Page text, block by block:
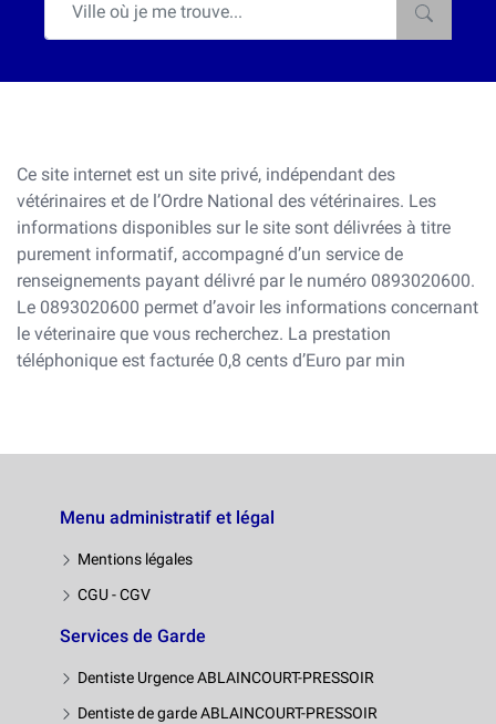
Ce site internet est un site privé, indépendant des
vétérinaires et de l’Ordre National des vétérinaires. Les
informations disponibles sur le site sont délivrées à titre
purement informatif, accompagné d’un service de
renseignements payant délivré par le numéro 0893020600.
Le 0893020600 permet d’avoir les informations concernant
le véterinaire que vous recherchez. La prestation
téléphonique est facturée 0,8 cents d’Euro par min
Menu administratif et légal
Mentions légales
CGU - CGV
Services de Garde
Dentiste Urgence ABLAINCOURT-PRESSOIR
Dentiste de garde ABLAINCOURT-PRESSOIR